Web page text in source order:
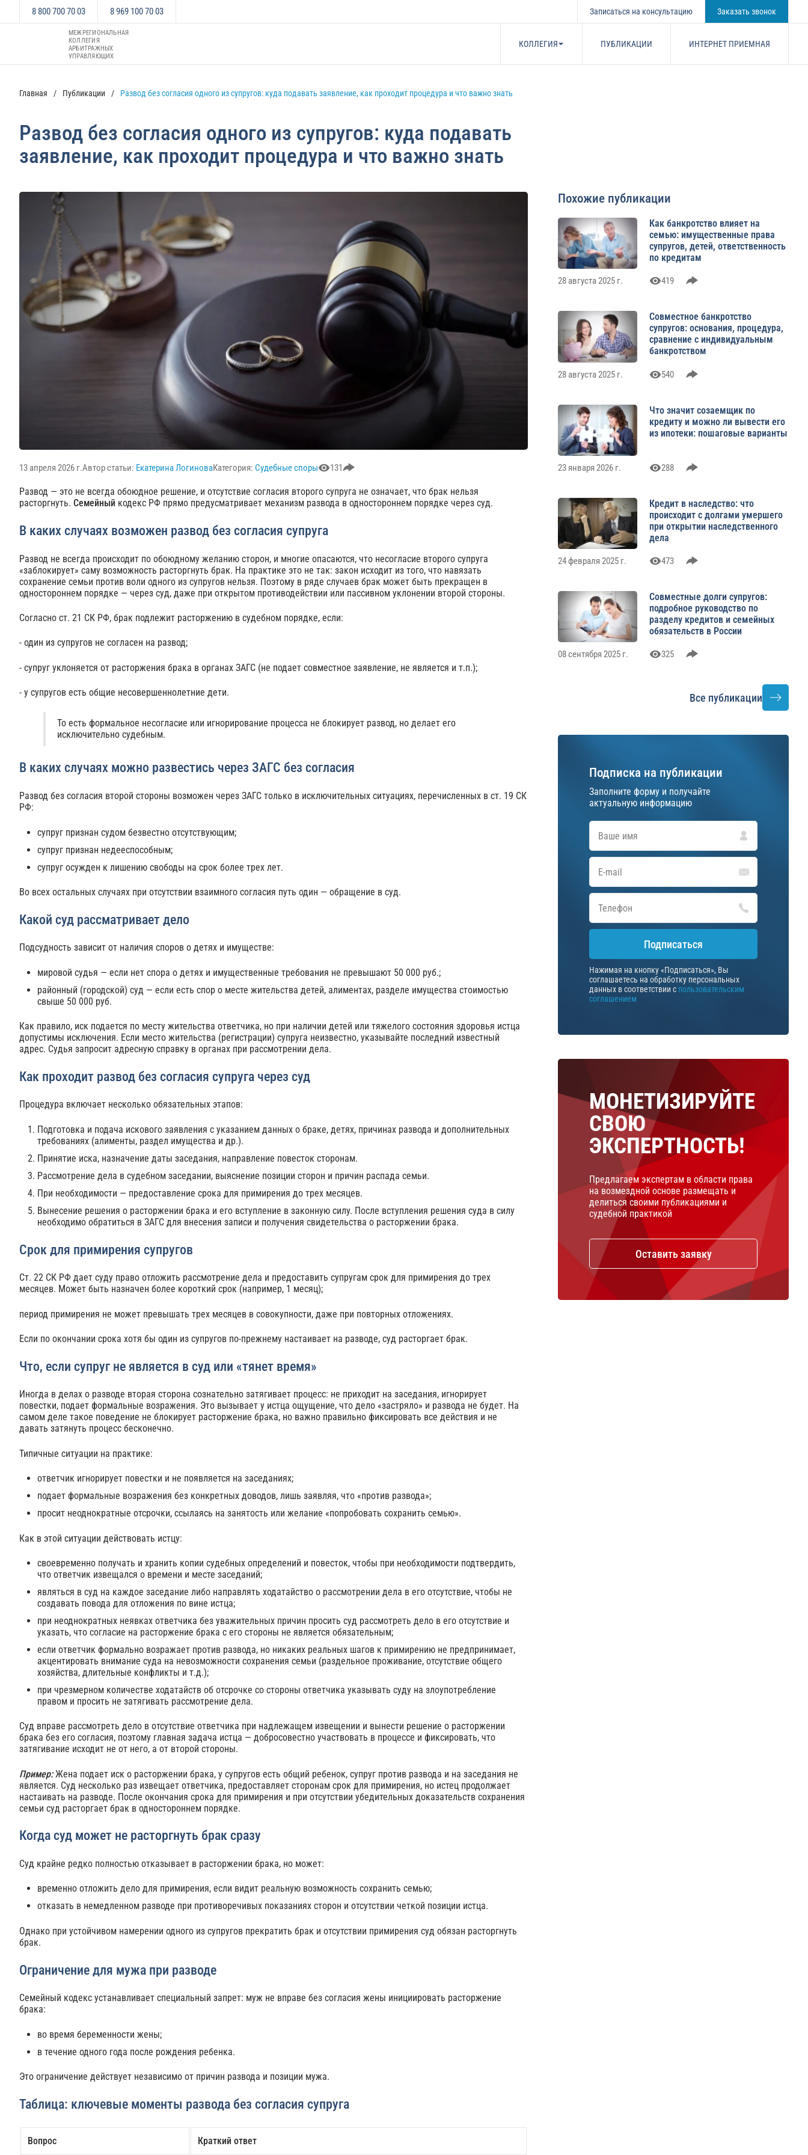
8 800 700 70 03 8 969 100 70 03 Записаться на консультацию Заказать звонок
МЕЖРЕГИОНАЛЬНАЯ
КОЛЛЕГИЯ
АРБИТРАЖНЫХ
УПРАВЛЯЮЩИХ
КОЛЛЕГИЯ ПУБЛИКАЦИИ ИНТЕРНЕТ ПРИЕМНАЯ
Главная Публикации Развод без согласия одного из супругов: куда подавать заявление, как проходит процедура и что важно знать
Развод без согласия одного из супругов: куда подавать
заявление, как проходит процедура и что важно знать
13 апреля 2026 г.Автор статьи: Екатерина ЛогиноваКатегория: Судебные споры 131
Развод — это не всегда обоюдное решение, и отсутствие согласия второго супруга не означает, что брак нельзя
расторгнуть. Семейный кодекс РФ прямо предусматривает механизм развода в одностороннем порядке через суд.
В каких случаях возможен развод без согласия супруга
Развод не всегда происходит по обоюдному желанию сторон, и многие опасаются, что несогласие второго супруга
«заблокирует» саму возможность расторгнуть брак. На практике это не так: закон исходит из того, что навязать
сохранение семьи против воли одного из супругов нельзя. Поэтому в ряде случаев брак может быть прекращен в
одностороннем порядке — через суд, даже при открытом противодействии или пассивном уклонении второй стороны.
Согласно ст. 21 СК РФ, брак подлежит расторжению в судебном порядке, если:
- один из супругов не согласен на развод;
- супруг уклоняется от расторжения брака в органах ЗАГС (не подает совместное заявление, не является и т.п.);
- у супругов есть общие несовершеннолетние дети.
То есть формальное несогласие или игнорирование процесса не блокирует развод, но делает его
исключительно судебным.
В каких случаях можно развестись через ЗАГС без согласия
Развод без согласия второй стороны возможен через ЗАГС только в исключительных ситуациях, перечисленных в ст. 19 СК
РФ:
супруг признан судом безвестно отсутствующим;
супруг признан недееспособным;
супруг осужден к лишению свободы на срок более трех лет.
Во всех остальных случаях при отсутствии взаимного согласия путь один — обращение в суд.
Какой суд рассматривает дело
Подсудность зависит от наличия споров о детях и имуществе:
мировой судья — если нет спора о детях и имущественные требования не превышают 50 000 руб.;
районный (городской) суд — если есть спор о месте жительства детей, алиментах, разделе имущества стоимостью
свыше 50 000 руб.
Как правило, иск подается по месту жительства ответчика, но при наличии детей или тяжелого состояния здоровья истца
допустимы исключения. Если место жительства (регистрации) супруга неизвестно, указывайте последний известный
адрес. Судья запросит адресную справку в органах при рассмотрении дела.
Как проходит развод без согласия супруга через суд
Процедура включает несколько обязательных этапов:
Подготовка и подача искового заявления с указанием данных о браке, детях, причинах развода и дополнительных
требованиях (алименты, раздел имущества и др.).
Принятие иска, назначение даты заседания, направление повесток сторонам.
Рассмотрение дела в судебном заседании, выяснение позиции сторон и причин распада семьи.
При необходимости — предоставление срока для примирения до трех месяцев.
Вынесение решения о расторжении брака и его вступление в законную силу. После вступления решения суда в силу
необходимо обратиться в ЗАГС для внесения записи и получения свидетельства о расторжении брака.
Срок для примирения супругов
Ст. 22 СК РФ дает суду право отложить рассмотрение дела и предоставить супругам срок для примирения до трех
месяцев. Может быть назначен более короткий срок (например, 1 месяц);
период примирения не может превышать трех месяцев в совокупности, даже при повторных отложениях.
Если по окончании срока хотя бы один из супругов по‑прежнему настаивает на разводе, суд расторгает брак.
Что, если супруг не является в суд или «тянет время»
Иногда в делах о разводе вторая сторона сознательно затягивает процесс: не приходит на заседания, игнорирует
повестки, подает формальные возражения. Это вызывает у истца ощущение, что дело «застряло» и развода не будет. На
самом деле такое поведение не блокирует расторжение брака, но важно правильно фиксировать все действия и не
давать затянуть процесс бесконечно.
Типичные ситуации на практике:
ответчик игнорирует повестки и не появляется на заседаниях;
подает формальные возражения без конкретных доводов, лишь заявляя, что «против развода»;
просит неоднократные отсрочки, ссылаясь на занятость или желание «попробовать сохранить семью».
Как в этой ситуации действовать истцу:
своевременно получать и хранить копии судебных определений и повесток, чтобы при необходимости подтвердить,
что ответчик извещался о времени и месте заседаний;
являться в суд на каждое заседание либо направлять ходатайство о рассмотрении дела в его отсутствие, чтобы не
создавать повода для отложения по вине истца;
при неоднократных неявках ответчика без уважительных причин просить суд рассмотреть дело в его отсутствие и
указать, что согласие на расторжение брака с его стороны не является обязательным;
если ответчик формально возражает против развода, но никаких реальных шагов к примирению не предпринимает,
акцентировать внимание суда на невозможности сохранения семьи (раздельное проживание, отсутствие общего
хозяйства, длительные конфликты и т.д.);
при чрезмерном количестве ходатайств об отсрочке со стороны ответчика указывать суду на злоупотребление
правом и просить не затягивать рассмотрение дела.
Суд вправе рассмотреть дело в отсутствие ответчика при надлежащем извещении и вынести решение о расторжении
брака без его согласия, поэтому главная задача истца — добросовестно участвовать в процессе и фиксировать, что
затягивание исходит не от него, а от второй стороны.
Пример:Жена подает иск о расторжении брака, у супругов есть общий ребенок, супруг против развода и на заседания не
является. Суд несколько раз извещает ответчика, предоставляет сторонам срок для примирения, но истец продолжает
настаивать на разводе. После окончания срока для примирения и при отсутствии убедительных доказательств сохранения
семьи суд расторгает брак в одностороннем порядке.
Когда суд может не расторгнуть брак сразу
Суд крайне редко полностью отказывает в расторжении брака, но может:
временно отложить дело для примирения, если видит реальную возможность сохранить семью;
отказать в немедленном разводе при противоречивых показаниях сторон и отсутствии четкой позиции истца.
Однако при устойчивом намерении одного из супругов прекратить брак и отсутствии примирения суд обязан расторгнуть
брак.
Ограничение для мужа при разводе
Семейный кодекс устанавливает специальный запрет: муж не вправе без согласия жены инициировать расторжение
брака:
во время беременности жены;
в течение одного года после рождения ребенка.
Это ограничение действует независимо от причин развода и позиции мужа.
Таблица: ключевые моменты развода без согласия супруга
Вопрос Краткий ответ
Похожие публикации
Как банкротство влияет на
семью: имущественные права
супругов, детей, ответственность
по кредитам
28 августа 2025 г. 419
Совместное банкротство
супругов: основания, процедура,
сравнение с индивидуальным
банкротством
28 августа 2025 г. 540
Что значит созаемщик по
кредиту и можно ли вывести его
из ипотеки: пошаговые варианты
23 января 2026 г. 288
Кредит в наследство: что
происходит с долгами умершего
при открытии наследственного
дела
24 февраля 2025 г. 473
Совместные долги супругов:
подробное руководство по
разделу кредитов и семейных
обязательств в России
08 сентября 2025 г. 325
Все публикации
Подписка на публикации
Заполните форму и получайте
актуальную информацию
Подписаться
Нажимая на кнопку «Подписаться», Вы
соглашаетесь на обработку персональных
данных в соответствии с пользовательским
соглашением
МОНЕТИЗИРУЙТЕ
СВОЮ
ЭКСПЕРТНОСТЬ!
Предлагаем экспертам в области права
на возмездной основе размещать и
делиться своими публикациями и
судебной практикой
Оставить заявку